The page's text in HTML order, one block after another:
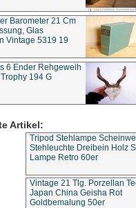
Barometer 21 Cm
Glas
Vintage 5319 19
6 Ender Rehgeweih
194 G
Artikel:
Tripod Stehlampe
Stehleuchte Dreibein Holz
Lampe Retro 60er
Vintage 21 Tlg. Porzellan
Japan China Geisha Rot
Goldbemalung 50er